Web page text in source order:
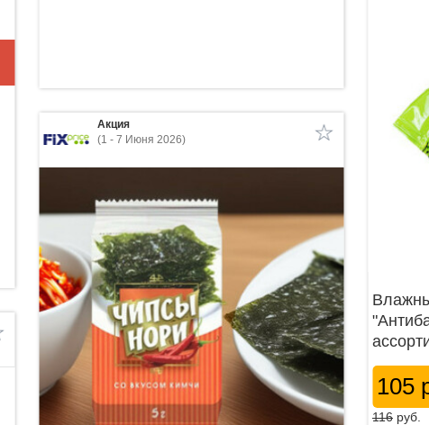
105
116 руб.
Акция
(1 - 7 Июня 2026)